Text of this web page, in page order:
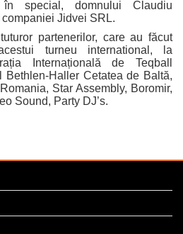
special, domnului Claudiu
Jidvei SRL.
partenerilor, care au făcut
turneu international, la
Internațională de Teqball
Bethlen-Haller Cetatea de Baltă,
Star Assembly, Boromir,
Sound, Party DJ’s.